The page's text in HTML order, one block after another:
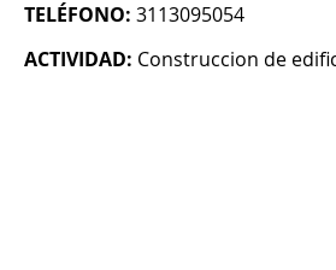
TELÉFONO: 3113095054
ACTIVIDAD: Construccion de